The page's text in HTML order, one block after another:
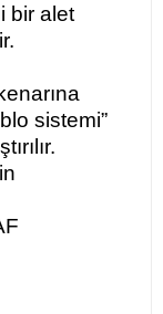
bir alet
sistemi”